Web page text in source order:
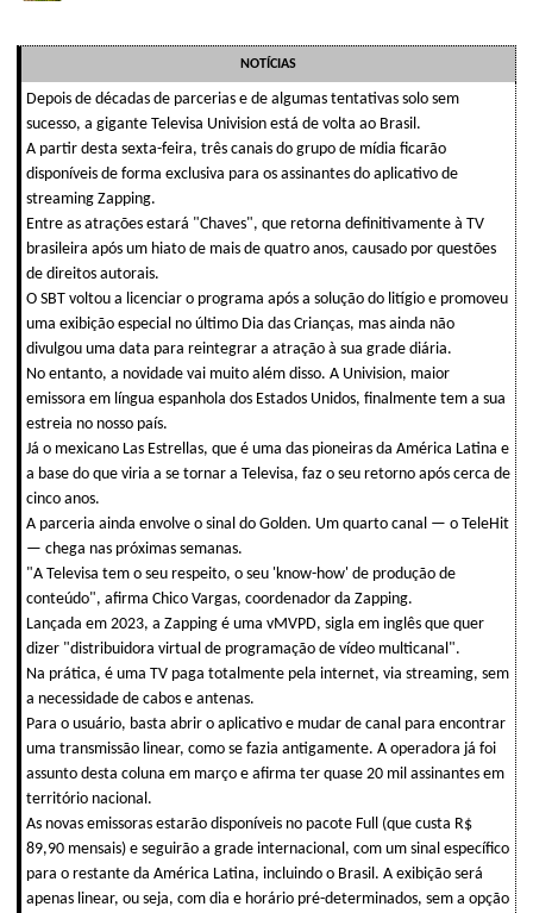
NOTÍCIAS
Depois de décadas de parcerias e de algumas tentativas solo sem
sucesso, a gigante Televisa Univision está de volta ao Brasil.
A partir desta sexta-feira, três canais do grupo de mídia ficarão
disponíveis de forma exclusiva para os assinantes do aplicativo de
streaming Zapping.
Entre as atrações estará "Chaves", que retorna definitivamente à TV
brasileira após um hiato de mais de quatro anos, causado por questões
de direitos autorais.
O SBT voltou a licenciar o programa após a solução do litígio e promoveu
uma exibição especial no último Dia das Crianças, mas ainda não
divulgou uma data para reintegrar a atração à sua grade diária.
No entanto, a novidade vai muito além disso. A Univision, maior
emissora em língua espanhola dos Estados Unidos, finalmente tem a sua
estreia no nosso país.
Já o mexicano Las Estrellas, que é uma das pioneiras da América Latina e
a base do que viria a se tornar a Televisa, faz o seu retorno após cerca de
cinco anos.
A parceria ainda envolve o sinal do Golden. Um quarto canal — o TeleHit
— chega nas próximas semanas.
"A Televisa tem o seu respeito, o seu 'know-how' de produção de
conteúdo", afirma Chico Vargas, coordenador da Zapping.
Lançada em 2023, a Zapping é uma vMVPD, sigla em inglês que quer
dizer "distribuidora virtual de programação de vídeo multicanal".
Na prática, é uma TV paga totalmente pela internet, via streaming, sem
a necessidade de cabos e antenas.
Para o usuário, basta abrir o aplicativo e mudar de canal para encontrar
uma transmissão linear, como se fazia antigamente. A operadora já foi
assunto desta coluna em março e afirma ter quase 20 mil assinantes em
território nacional.
As novas emissoras estarão disponíveis no pacote Full (que custa R$
89,90 mensais) e seguirão a grade internacional, com um sinal específico
para o restante da América Latina, incluindo o Brasil. A exibição será
apenas linear, ou seja, com dia e horário pré-determinados, sem a opção